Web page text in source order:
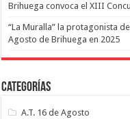
Brihuega convoca el XIII
“La Muralla” la protagonista
Agosto de Brihuega en 2025
Categorías
A.T. 16 de Agosto